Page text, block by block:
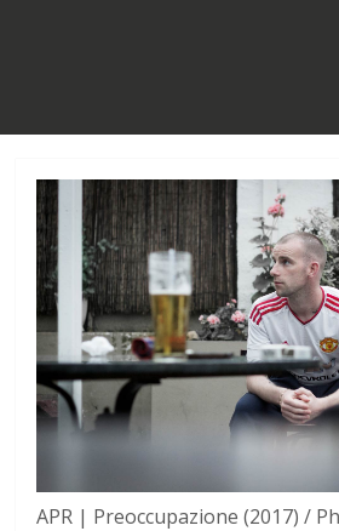
APR | Preoccupazione (2017) /